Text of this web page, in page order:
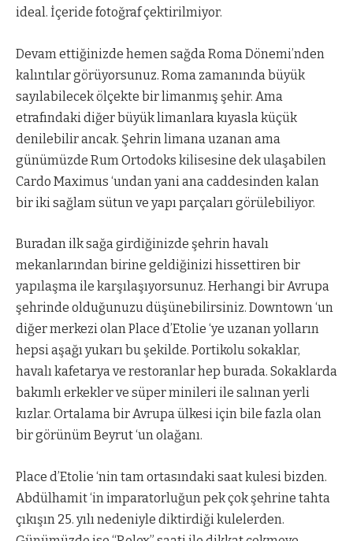
ideal. İçeride fotoğraf çektirilmiyor.
Devam ettiğinizde hemen sağda Roma Dönemi’nden
kalıntılar görüyorsunuz. Roma zamanında büyük
sayılabilecek ölçekte bir limanmış şehir. Ama
etrafındaki diğer büyük limanlara kıyasla küçük
denilebilir ancak. Şehrin limana uzanan ama
günümüzde Rum Ortodoks kilisesine dek ulaşabilen
Cardo Maximus ‘undan yani ana caddesinden kalan
bir iki sağlam sütun ve yapı parçaları görülebiliyor.
Buradan ilk sağa girdiğinizde şehrin havalı
mekanlarından birine geldiğinizi hissettiren bir
yapılaşma ile karşılaşıyorsunuz. Herhangi bir Avrupa
şehrinde olduğunuzu düşünebilirsiniz. Downtown ‘un
diğer merkezi olan Place d’Etolie ‘ye uzanan yolların
hepsi aşağı yukarı bu şekilde. Portikolu sokaklar,
havalı kafetarya ve restoranlar hep burada. Sokaklarda
bakımlı erkekler ve süper minileri ile salınan yerli
kızlar. Ortalama bir Avrupa ülkesi için bile fazla olan
bir görünüm Beyrut ‘un olağanı.
Place d’Etolie ‘nin tam ortasındaki saat kulesi bizden.
Abdülhamit ‘in imparatorluğun pek çok şehrine tahta
çıkışın 25. yılı nedeniyle diktirdiği kulelerden.